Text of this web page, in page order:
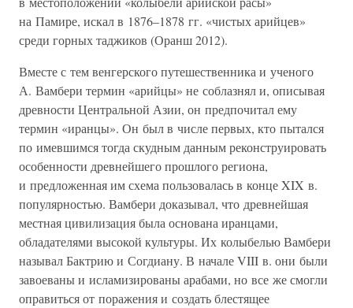
на Памире, искал в 1876–1878 гг. «чистых арийцев»
среди горных таджиков (Оранш 2012).
Вместе с тем венгерского путешественника и ученого
А. Вамбери термин «арийцы» не соблазнял и, описывая
древности Центральной Азии, он предпочитал ему
термин «иранцы». Он был в числе первых, кто пытался
по имевшимся тогда скудным данным реконструировать
особенности древнейшего прошлого региона,
и предложенная им схема пользовалась в конце XIX в.
популярностью. Вамбери доказывал, что древнейшая
местная цивилизация была основана иранцами,
обладателями высокой культуры. Их колыбелью Вамбери
называл Бактрию и Согдиану. В начале VIII в. они были
завоеваны и исламизированы арабами, но все же смогли
оправиться от поражения и создать блестящее